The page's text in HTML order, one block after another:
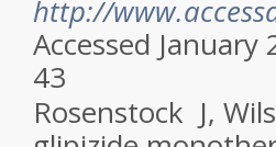
http://
Accessed January
43
Rosenstock J,